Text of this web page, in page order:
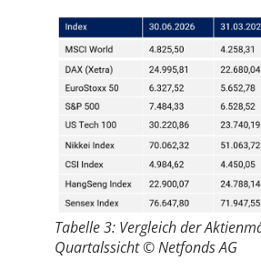
Tabelle 3: Vergleich der
Quartalssicht © Netfonds AG